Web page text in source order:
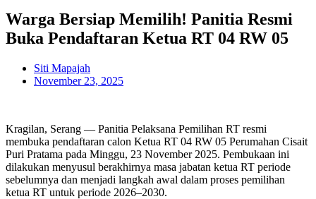
Warga Bersiap Memilih! Panitia Resmi
Buka Pendaftaran Ketua RT 04 RW 05
Siti Mapajah
November 23, 2025
Kragilan, Serang — Panitia Pelaksana Pemilihan RT resmi
membuka pendaftaran calon Ketua RT 04 RW 05 Perumahan Cisait
Puri Pratama pada Minggu, 23 November 2025. Pembukaan ini
dilakukan menyusul berakhirnya masa jabatan ketua RT periode
sebelumnya dan menjadi langkah awal dalam proses pemilihan
ketua RT untuk periode 2026–2030.